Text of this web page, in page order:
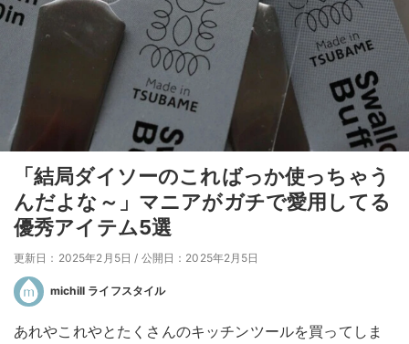
「結局ダイソーのこればっか使っちゃう
んだよな～」マニアがガチで愛用してる
優秀アイテム5選
更新日：2025年2月5日 / 公開日：2025年2月5日
michill ライフスタイル
あれやこれやとたくさんのキッチンツールを買ってしま